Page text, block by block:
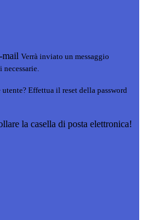
mail Verrà inviato un messaggio
Effettua il reset della password
la casella di posta elettronica!